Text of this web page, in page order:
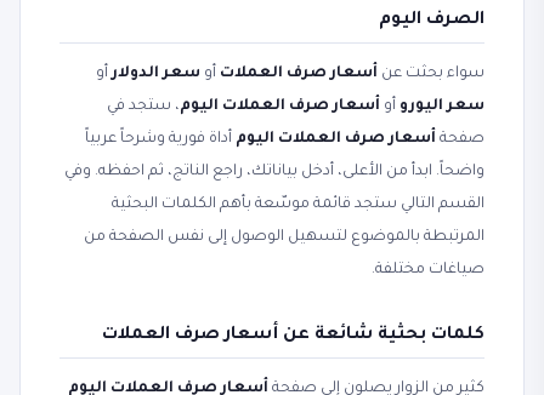
الصرف اليوم
سواء بحثت عن أسعار صرف العملات أو سعر الدولارأو
سعر اليورو أو أسعار صرف العملات اليوم، ستجد في
صفحة أسعار صرف العملات اليوم أداة فورية وشرحاً عربياً
واضحاً. ابدأ من الأعلى، أدخل بياناتك، راجع الناتج، ثم احفظه. وفي
القسم التالي ستجد قائمة موسّعة بأهم الكلمات البحثية
المرتبطة بالموضوع لتسهيل الوصول إلى نفس الصفحة من
صياغات مختلفة.
كلمات بحثية شائعة عن أسعار صرف العملات
كثير من الزوار يصلون إلى صفحة أسعار صرف العملات اليوم